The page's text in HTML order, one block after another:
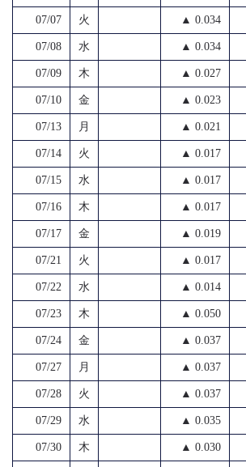
07/07 火 ▲ 0.034
07/08 水 ▲ 0.034
07/09 木 ▲ 0.027
07/10 金 ▲ 0.023
07/13 月 ▲ 0.021
07/14 火 ▲ 0.017
07/15 水 ▲ 0.017
07/16 木 ▲ 0.017
07/17 金 ▲ 0.019
07/21 火 ▲ 0.017
07/22 水 ▲ 0.014
07/23 木 ▲ 0.050
07/24 金 ▲ 0.037
07/27 月 ▲ 0.037
07/28 火 ▲ 0.037
07/29 水 ▲ 0.035
07/30 木 ▲ 0.030